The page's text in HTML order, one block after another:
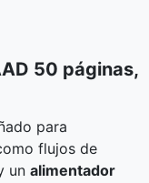
50 páginas,
para
flujos de
un alimentador